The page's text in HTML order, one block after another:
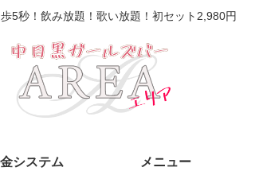
5秒！飲み放題！歌い放題！初セット2,980円
システム メニュー